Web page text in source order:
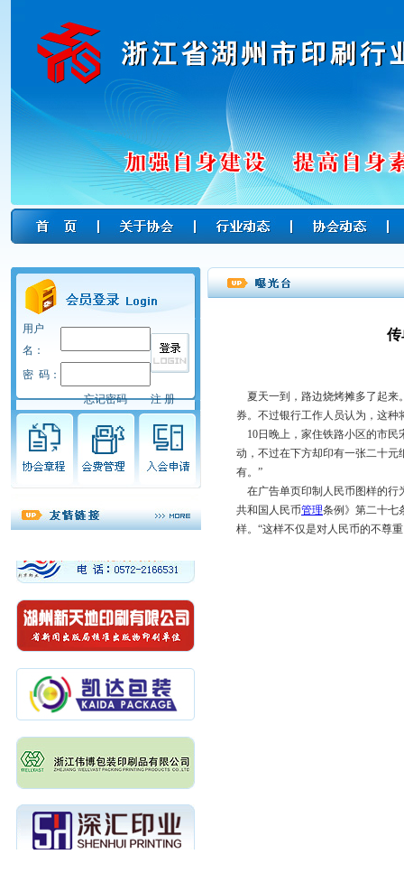
用户
名：
密 码：
忘记密码
注 册
传
夏天一到，路边烧烤摊多了起来
券。不过银行工作人员认为，这
10日晚上，家住铁路小区的市民
动，不过在下方却印有一张二十元
有。”
在广告单页印制人民币图样的行
共和国人民币管理条例》第二十七
样。“这样不仅是对人民币的不尊